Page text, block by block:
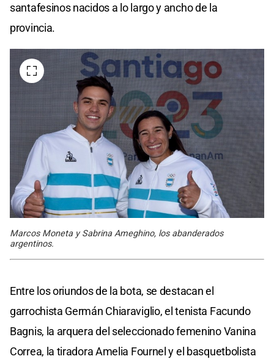
santafesinos nacidos a lo largo y ancho de la
provincia.
Marcos Moneta y Sabrina Ameghino, los abanderados
argentinos.
Entre los oriundos de la bota, se destacan el
garrochista Germán Chiaraviglio, el tenista Facundo
Bagnis, la arquera del seleccionado femenino Vanina
Correa, la tiradora Amelia Fournel y el basquetbolista